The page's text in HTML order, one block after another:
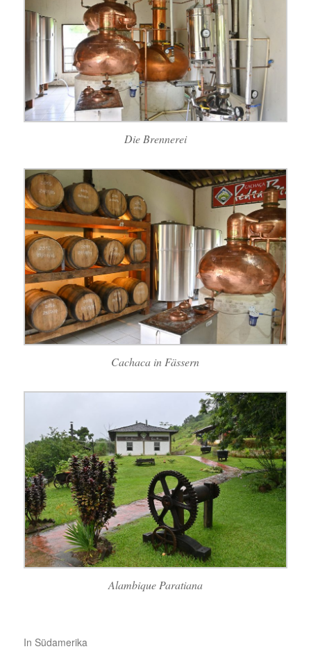
Die Brennerei
Cachaca in Fässern
Alambique Paratiana
In Südamerika